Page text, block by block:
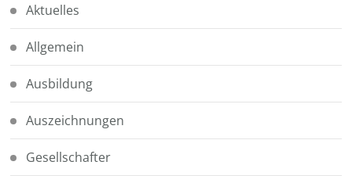
Aktuelles
Allgemein
Ausbildung
Auszeichnungen
Gesellschafter